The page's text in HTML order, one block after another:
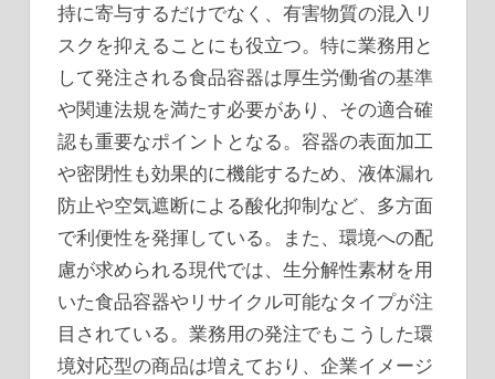
持に寄与するだけでなく、有害物質の混入リ
スクを抑えることにも役立つ。特に業務用と
して発注される食品容器は厚生労働省の基準
や関連法規を満たす必要があり、その適合確
認も重要なポイントとなる。容器の表面加工
や密閉性も効果的に機能するため、液体漏れ
防止や空気遮断による酸化抑制など、多方面
で利便性を発揮している。また、環境への配
慮が求められる現代では、生分解性素材を用
いた食品容器やリサイクル可能なタイプが注
目されている。業務用の発注でもこうした環
境対応型の商品は増えており、企業イメージ